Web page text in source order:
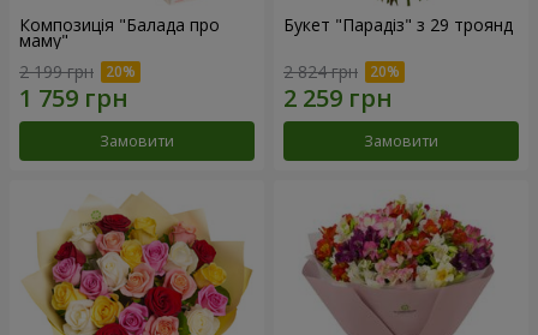
Композиція "Балада про
маму"
2 199 грн
Замовити
Букет "Парадіз" з 29 троянд
2 824 грн
Замовити